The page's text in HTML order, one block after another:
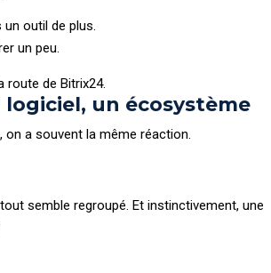
outil de plus.
un peu.
route de Bitrix24.
un écosystème
on a souvent la même réaction.
semble regroupé. Et instinctivement, une